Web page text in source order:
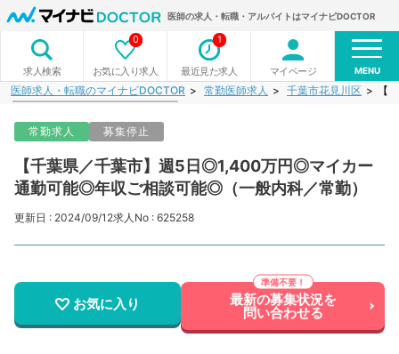
医師の求人・転職・アルバイトはマイナビDOCTOR
求人検索 お気に入り求人
0
最近見た求人
1
マイページ MENU
医師求人・転職のマイナビDOCTOR 常勤医師求人 千葉市花見川区 【
常勤求人 募集停止
【千葉県／千葉市】週5日◎1,400万円◎マイカー
通勤可能◎年収ご相談可能◎（一般内科／常勤）
更新日 : 2024/09/12求人No : 625258
お気に入り 最新の募集状況を
問い合わせる